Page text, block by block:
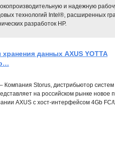
и надежную
технологий Intel®, расширенных
разработок НР.
данных AXUS YOTTA
Storus, дистрибьютор
на российском рынке новое
AXUS с хост-интерфейсом 4Gb